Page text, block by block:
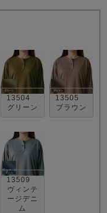
品
ン単品
- New Arrival -
覧はこちら
13504
グリーン
13505
ブラウン
13509
ヴィンテ
ージデニ
ム